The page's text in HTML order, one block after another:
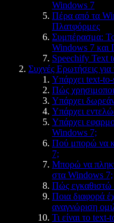
Windows 7
Πέρα από τα
Πλατφόρμες
Συμπέρασμα:
Windows 7 και
Speechify Text
Συχνές Ερωτήσεις
Υπάρχει text-
Πώς
Υπάρχει
Υπάρχει
Υπάρχει
Windows 7;
Πού μπορώ να
7;
Μπορώ να
στα Windows 7;
Πώς εγκαθιστώ
Ποια διαφορά
αναγνώριση
Τι είναι το text-